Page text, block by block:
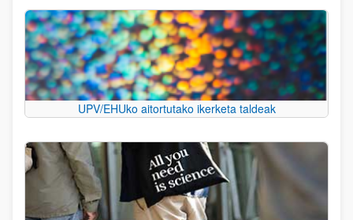
UPV/EHUko aitortutako ikerketa taldeak